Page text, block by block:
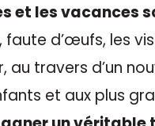
et les vacances
, faute d’œufs, les
au travers d’un
et aux plus